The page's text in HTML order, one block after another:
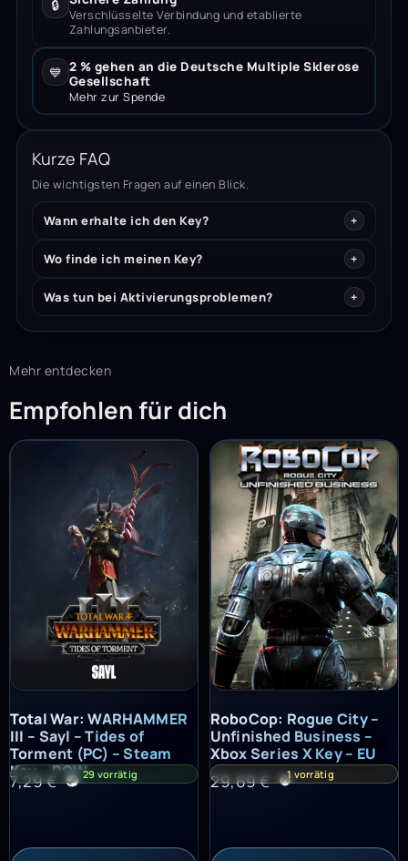
🔒
Verschlüsselte Verbindung und etablierte
Zahlungsanbieter.
💙 2 % gehen an die Deutsche Multiple Sklerose
Gesellschaft
Mehr zur Spende
Kurze FAQ
Die wichtigsten Fragen auf einen Blick.
Wann erhalte ich den Key?
Wo finde ich meinen Key?
Was tun bei Aktivierungsproblemen?
Mehr entdecken
Empfohlen für dich
Total War: WARHAMMER III – Sayl – Tides of Torment (PC) –
Total War: WARHAMMER
III – Sayl – Tides of
Torment (PC) – Steam
Key – ROW
7,29€ 29 vorrätig
RoboCop: Rogue City –
RoboCop: Rogue City –
Unfinished Business –
Xbox Series X Key – EU
29,69€ 1 vorrätig